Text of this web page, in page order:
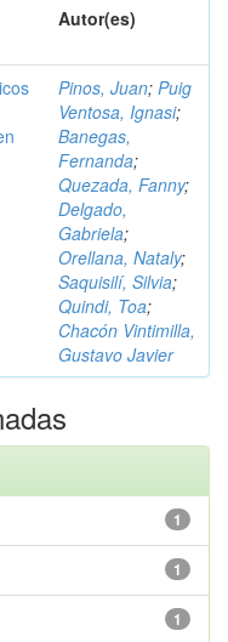
Autor(es)
Pinos, Juan; Puig
Ventosa, Ignasi;
Banegas,
Fernanda;
Quezada, Fanny;
Delgado,
Gabriela;
Orellana, Nataly;
Saquisilí, Silvia;
Quindi, Toa;
Chacón Vintimilla,
Gustavo Javier
1
1
1